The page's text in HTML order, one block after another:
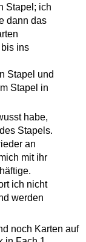
Stapel; ich
dann das
ins
Stapel und
Stapel in
habe,
Stapels.
an
mit ihr
ich nicht
werden
noch Karten auf